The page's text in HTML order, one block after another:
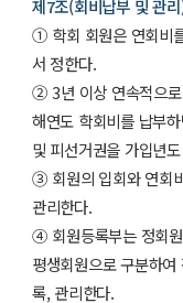
제7조(회비납부 및 관
① 학회 회원은 연회비
서 정한다.
② 3년 이상 연속적으로
해연도 학회비를 납부
및 피선거권을 가입년
③ 회원의 입회와 연회
관리한다.
④ 회원등록부는 정회
평생회원으로 구분하
록, 관리한다.